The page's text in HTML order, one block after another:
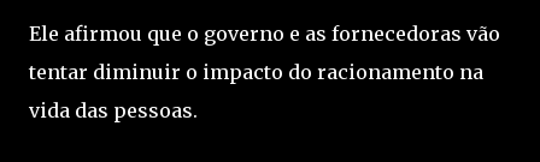
Ele afirmou que o governo e as fornecedoras vão
tentar diminuir o impacto do racionamento na
vida das pessoas.